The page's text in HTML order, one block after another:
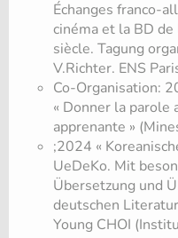
Échanges franco-
cinéma et la BD
siècle. Tagung
V.Richter. ENS
Co-Organisation:
« Donner la parole
apprenante »
;2024 «
UeDeKo. Mit
Übersetzung und
deutschen
Young CHOI